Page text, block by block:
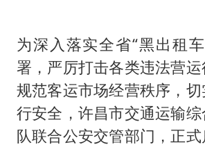
胜宏科技：股
为深入落实全省“黑出租
署，严厉打击各类违法营
规范客运市场经营秩序，
行安全，许昌市交通运输
队联合公安交管部门，正